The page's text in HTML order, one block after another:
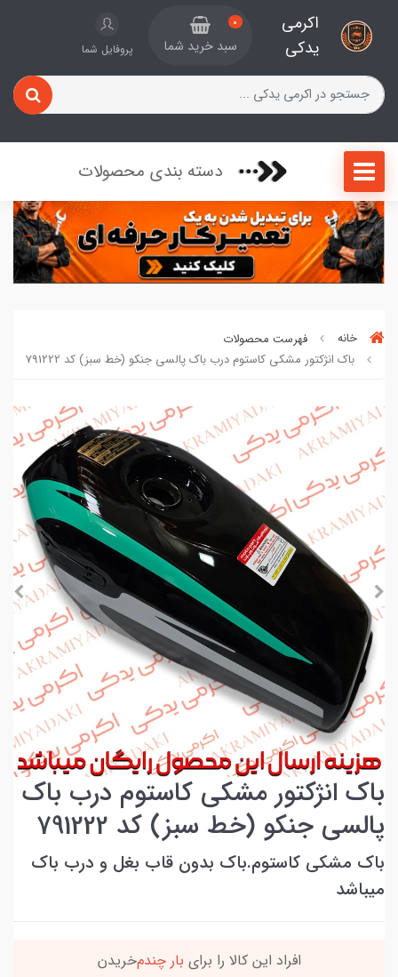
اکرمی
یدکی
0
سبد خرید شما پروفایل شما
دسته بندی محصولات
خانه
فهرست محصولات
باک انژکتور مشکی کاستوم درب باک پالسی جنکو (خط سبز) کد 791222
باک انژکتور مشکی کاستوم درب باک
پالسی جنکو (خط سبز) کد 791222
باک مشکی کاستوم.باک بدون قاب بغل و درب باک
میباشد
بار چندم‌خریدن 90٪ خریداران